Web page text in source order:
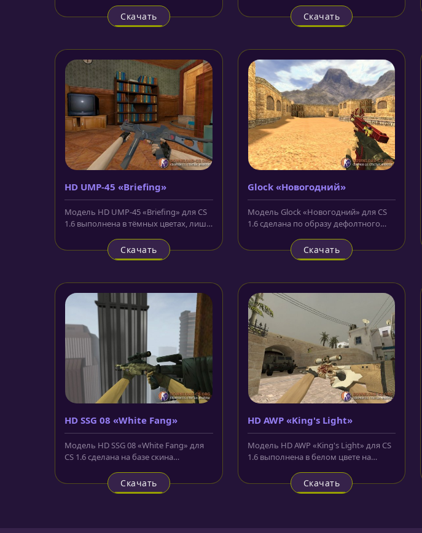
«Dramcore...
Скачать Скачать
HD UMP-45 «Briefing»
Модель HD UMP-45 «Briefing» для CS
1.6 выполнена в тёмных цветах, лишь
Скачать
Glock «Новогодний»
Модель Glock «Новогодний» для CS
1.6 сделана по образу дефолтного
Скачать
HD SSG 08 «White Fang»
Модель HD SSG 08 «White Fang» для
CS 1.6 сделана на базе скина
Скачать
HD AWP «King's Light»
Модель HD AWP «King's Light» для CS
1.6 выполнена в белом цвете на
Скачать